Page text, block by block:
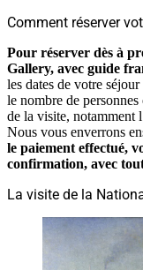
Comment réserver
Pour réserver dès à
Gallery, avec guide
les dates de votre
le nombre de
de la visite, notamment
Nous vous enverrons
le paiement effectué,
confirmation, avec
La visite de la